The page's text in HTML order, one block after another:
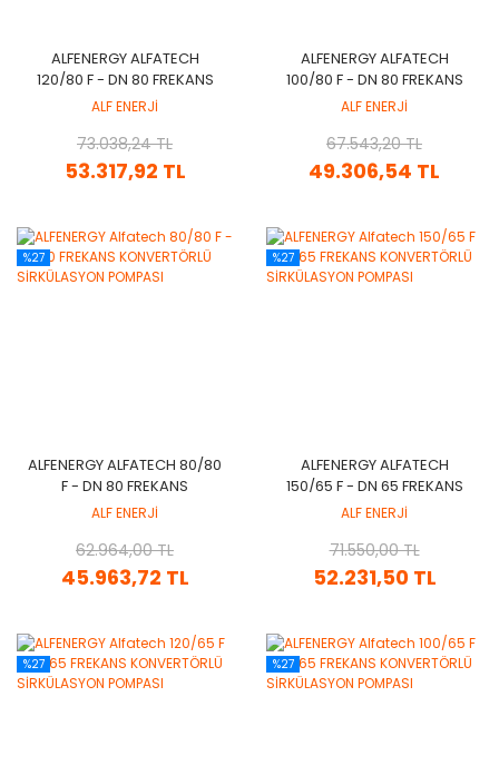
ALFENERGY ALFATECH
120/80 F - DN 80 FREKANS
KONVERTÖRLÜ
ALF ENERJİ
53.317,92 TL
73.038,24 TL
ALFENERGY ALFATECH
100/80 F - DN 80 FREKANS
KONVERTÖRLÜ
ALF ENERJİ
49.306,54 TL
67.543,20 TL
%27
ALFENERGY ALFATECH 80/80
F - DN 80 FREKANS
KONVERTÖRLÜ
ALF ENERJİ
45.963,72 TL
62.964,00 TL
%27
ALFENERGY ALFATECH
150/65 F - DN 65 FREKANS
KONVERTÖRLÜ
ALF ENERJİ
52.231,50 TL
71.550,00 TL
%27 %27